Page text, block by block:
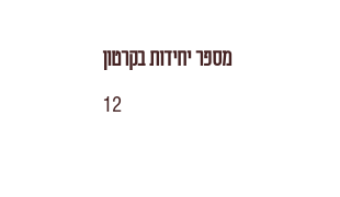
מספר יחידות בקרטון
12